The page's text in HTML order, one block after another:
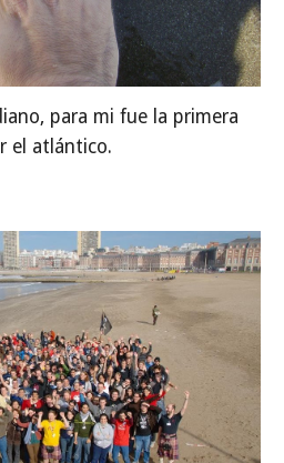
para mi fue la primera
el atlántico.